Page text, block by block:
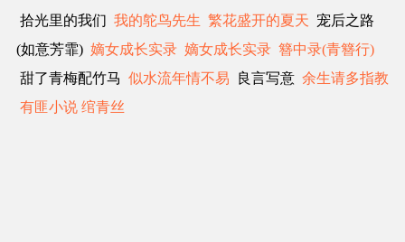
拾光里的我们 我的鸵鸟先生 繁花盛开的夏天 宠后之路
(如意芳霏) 嫡女成长实录 嫡女成长实录 簪中录(青簪行)
甜了青梅配竹马 似水流年情不易 良言写意 余生请多指教
有匪小说 绾青丝